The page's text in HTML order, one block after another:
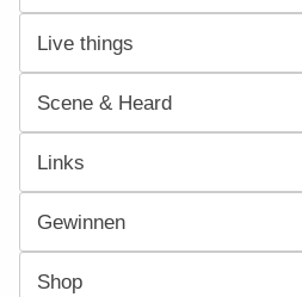
Live things
Scene & Heard
Links
Gewinnen
Shop